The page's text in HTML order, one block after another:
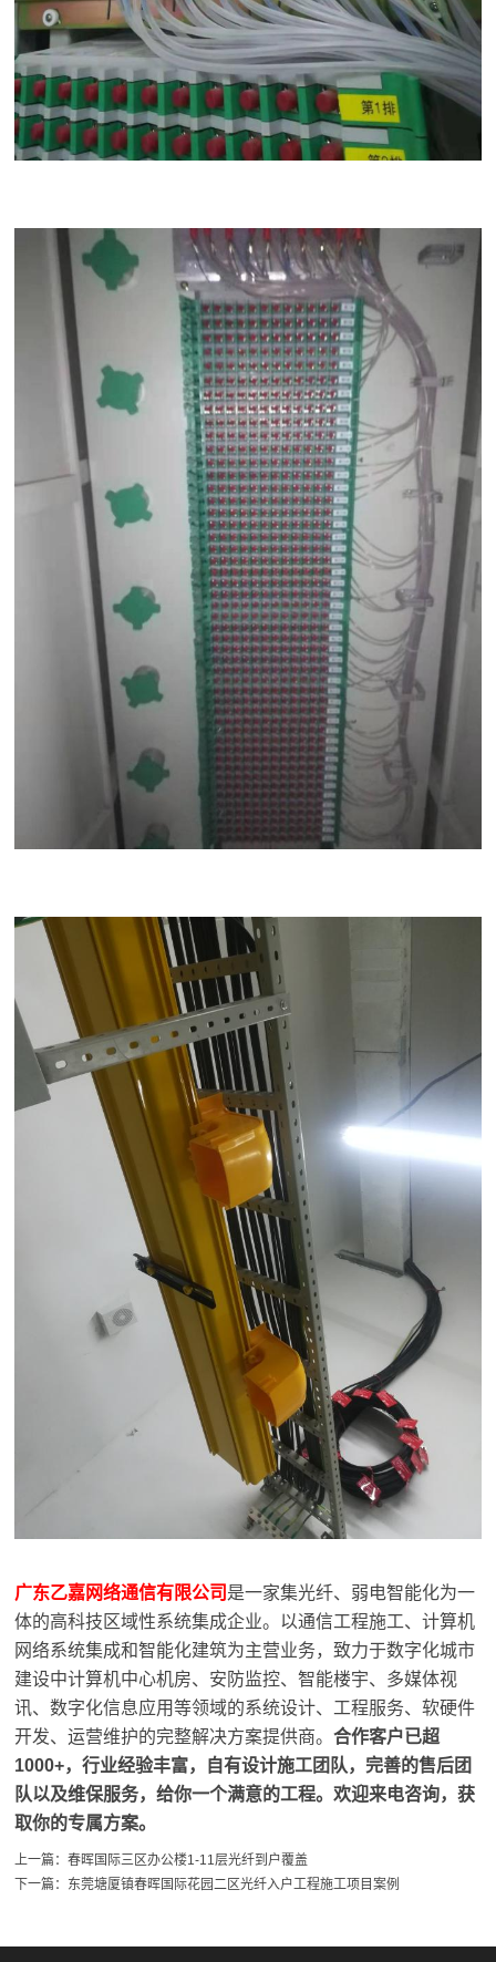
广东乙嘉网络通信有限公司 是一家集光纤、弱电智能化为一
体的高科技区域性系统集成企业。以通信工程施工、计算机
网络系统集成和智能化建筑为主营业务，致力于数字化城市
建设中计算机中心机房、安防监控、智能楼宇、多媒体视
讯、数字化信息应用等领域的系统设计、工程服务、软硬件
开发、运营维护的完整解决方案提供商。合作客户已超
1000+，行业经验丰富，自有设计施工团队，完善的售后团
队以及维保服务，给你一个满意的工程。欢迎来电咨询，获
取你的专属方案。
上一篇：春晖国际三区办公楼1-11层光纤到户覆盖
下一篇： 东莞塘厦镇春晖国际花园二区光纤入户工程施工项目案例